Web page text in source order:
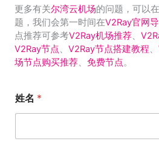
更多有关尔湾云机场的问题，可以
题，我们会第一时间在V2Ray官网
点推荐可参考V2Ray机场推荐、
V2Ray节点、 V2Ray节点搭建教程、
场节点购买推荐、 免费节点。
姓名 *